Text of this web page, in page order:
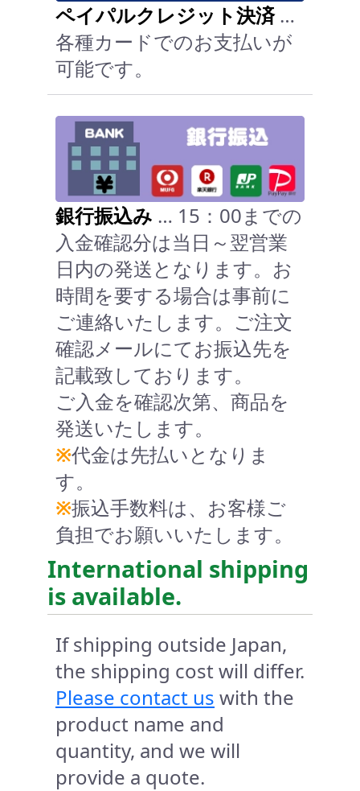
ペイパルクレジット決済…
各種カードでのお支払いが
可能です。
銀行振込み … 15：00までの
入金確認分は当日～翌営業
日内の発送となります。お
時間を要する場合は事前に
ご連絡いたします。ご注文
確認メールにてお振込先を
記載致しております。
ご入金を確認次第、商品を
発送いたします。
※代金は先払いとなりま
す。
※振込手数料は、お客様ご
負担でお願いいたします。
International shipping
is available.
If shipping outside Japan,
the shipping cost will differ.
Please contact us with the
product name and
quantity, and we will
provide a quote.